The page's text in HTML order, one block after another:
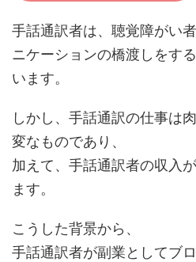
手話通訳者は、聴覚障がい
ニケーションの橋渡しをす
います。
しかし、手話通訳の仕事は
変なものであり、
加えて、手話通訳者の収入
ます。
こうした背景から、
手話通訳者が副業としてブ